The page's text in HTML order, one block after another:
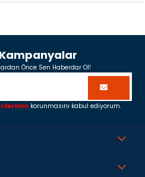
Önce Sen Haberdar Ol!
korunmasını kabul ediyorum.